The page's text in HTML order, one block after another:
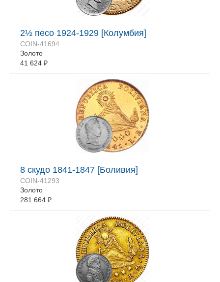
2½ песо 1924-1929 [Колумбия]
COIN-41694
Золото
41 624 ₽
8 скудо 1841-1847 [Боливия]
COIN-41293
Золото
281 664 ₽